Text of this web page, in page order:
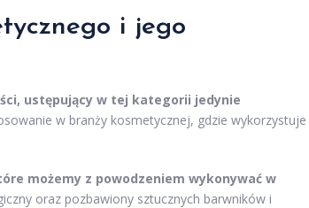
i jego
ustępujący w tej kategorii jedynie
w branży kosmetycznej, gdzie wykorzystuje
możemy z powodzeniem wykonywać w
oraz pozbawiony sztucznych barwników i